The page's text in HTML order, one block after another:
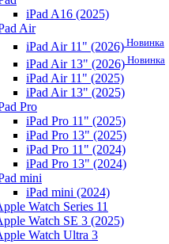
iPad A16 (2025)
Air
iPad Air 11" (2026) Новинка
iPad Air 13" (2026) Новинка
iPad Air 11" (2025)
iPad Air 13" (2025)
Pro
iPad Pro 11" (2025)
iPad Pro 13" (2025)
iPad Pro 11" (2024)
iPad Pro 13" (2024)
mini
iPad mini (2024)
Watch Series 11
Watch SE 3 (2025)
Watch Ultra 3